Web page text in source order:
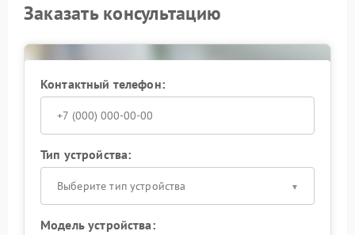
Заказать консультацию
Контактный телефон:
Тип устройства:
Выберите тип устройства
Модель устройства: